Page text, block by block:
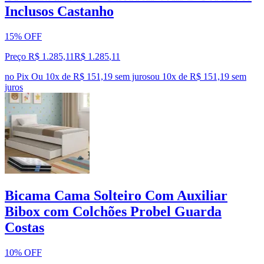
Inclusos Castanho
15% OFF
Preço R$ 1.285,11R$ 1.285,11
no Pix Ou 10x de R$ 151,19 sem jurosou 10x de R$ 151,19 sem
juros
Bicama Cama Solteiro Com Auxiliar
Bibox com Colchões Probel Guarda
Costas
10% OFF